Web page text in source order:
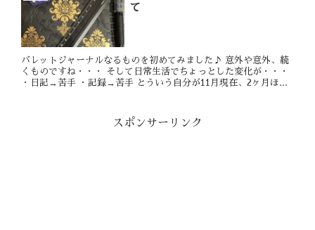
て
バレットジャーナルなるものを初めてみました♪ 意外や意外、続
くものですね・・・ そして日常生活でちょっとした変化が・・・
・日記→苦手 ・記録→苦手 とういう自分が11月現在、2ヶ月ほ...
スポンサーリンク